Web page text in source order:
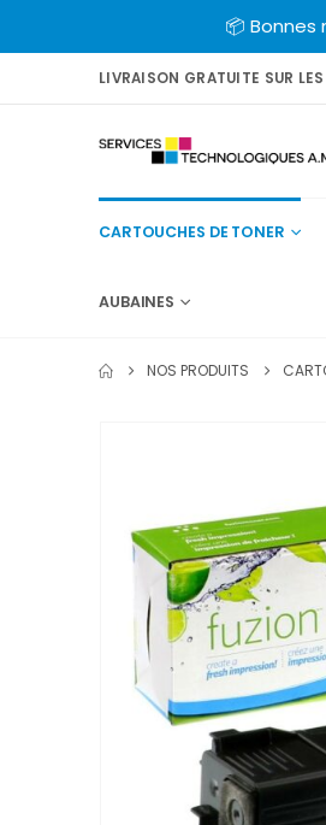
📦 Bonnes
LIVRAISON GRATUITE SUR
CARTOUCHES DE TONER
AUBAINES
NOS PRODUITS